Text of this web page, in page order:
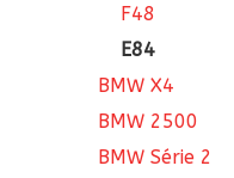
F48
E84
BMW X4
BMW 2500
BMW Série 2